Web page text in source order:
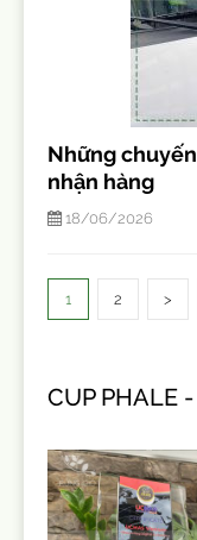
Những
nhận hàng
18/06/2026
1 2 >
CUP PHALE